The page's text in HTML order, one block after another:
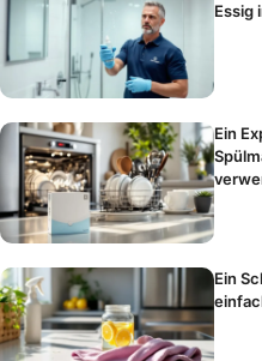
Essig
Ein
Ein